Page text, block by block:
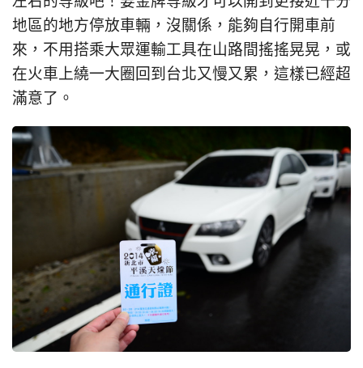
地區的地方停放車輛，沒關係，能夠自行開車前
來，不用搭乘大眾運輸工具在山路間搖搖晃晃，或
在火車上繞一大圈回到台北又慢又累，這樣已經超
滿意了。